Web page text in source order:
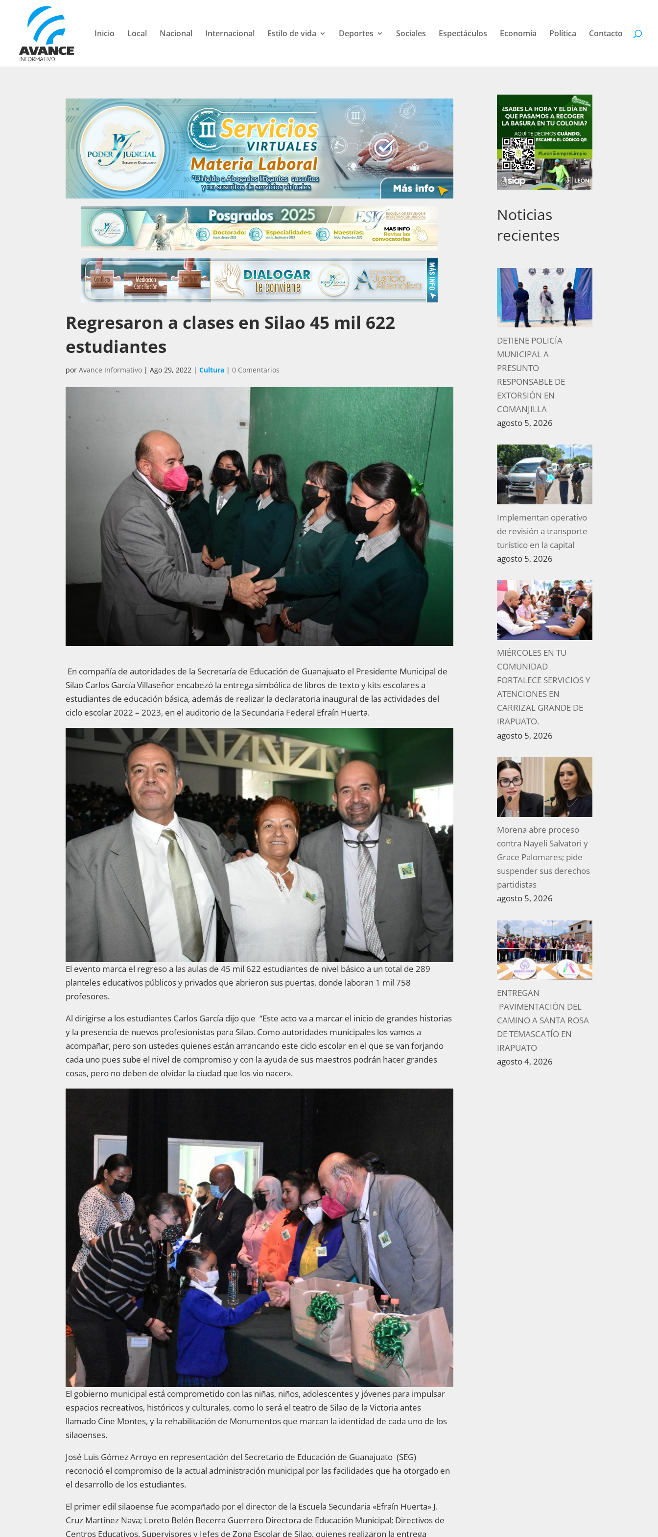
Inicio Local Nacional Internacional Estilo de vida Deportes Sociales Espectáculos Economía Política Contacto
Regresaron a clases en Silao 45 mil 622
estudiantes
porAvance Informativo |Ago 29, 2022 |Cultura |0 Comentarios
En compañía de autoridades de la Secretaría de Educación de Guanajuato el Presidente Municipal de
Silao Carlos García Villaseñor encabezó la entrega simbólica de libros de texto y kits escolares a
estudiantes de educación básica, además de realizar la declaratoria inaugural de las actividades del
ciclo escolar 2022 – 2023, en el auditorio de la Secundaria Federal Efraín Huerta.
El evento marca el regreso a las aulas de 45 mil 622 estudiantes de nivel básico a un total de 289
planteles educativos públicos y privados que abrieron sus puertas, donde laboran 1 mil 758
profesores.
Al dirigirse a los estudiantes Carlos García dijo que “Este acto va a marcar el inicio de grandes historias
y la presencia de nuevos profesionistas para Silao. Como autoridades municipales los vamos a
acompañar, pero son ustedes quienes están arrancando este ciclo escolar en el que se van forjando
cada uno pues sube el nivel de compromiso y con la ayuda de sus maestros podrán hacer grandes
cosas, pero no deben de olvidar la ciudad que los vio nacer».
El gobierno municipal está comprometido con las niñas, niños, adolescentes y jóvenes para impulsar
espacios recreativos, históricos y culturales, como lo será el teatro de Silao de la Victoria antes
llamado Cine Montes, y la rehabilitación de Monumentos que marcan la identidad de cada uno de los
silaoenses.
José Luis Gómez Arroyo en representación del Secretario de Educación de Guanajuato (SEG)
reconoció el compromiso de la actual administración municipal por las facilidades que ha otorgado en
el desarrollo de los estudiantes.
El primer edil silaoense fue acompañado por el director de la Escuela Secundaria «Efraín Huerta» J.
Cruz Martínez Nava; Loreto Belén Becerra Guerrero Directora de Educación Municipal; Directivos de
Centros Educativos, Supervisores y Jefes de Zona Escolar de Silao, quienes realizaron la entrega
Noticias
recientes
DETIENE POLICÍA
MUNICIPAL A
PRESUNTO
RESPONSABLE DE
EXTORSIÓN EN
COMANJILLA
agosto 5, 2026
Implementan operativo
de revisión a transporte
turístico en la capital
agosto 5, 2026
MIÉRCOLES EN TU
COMUNIDAD
FORTALECE SERVICIOS Y
ATENCIONES EN
CARRIZAL GRANDE DE
IRAPUATO.
agosto 5, 2026
Morena abre proceso
contra Nayeli Salvatori y
Grace Palomares; pide
suspender sus derechos
partidistas
agosto 5, 2026
ENTREGAN
PAVIMENTACIÓN DEL
CAMINO A SANTA ROSA
DE TEMASCATÍO EN
IRAPUATO
agosto 4, 2026